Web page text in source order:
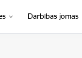
Darbības jomas